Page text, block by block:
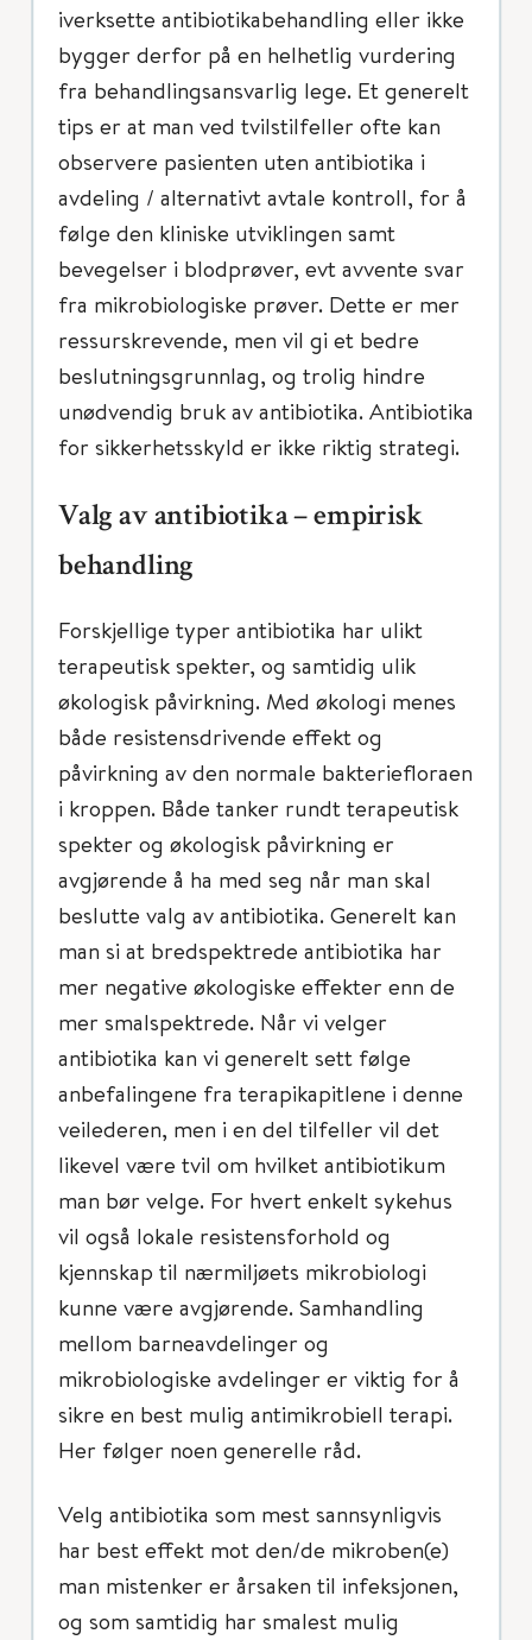
iverksette antibiotikabehandling eller ikke
bygger derfor på en helhetlig vurdering
fra behandlingsansvarlig lege. Et generelt
tips er at man ved tvilstilfeller ofte kan
observere pasienten uten antibiotika i
avdeling / alternativt avtale kontroll, for å
følge den kliniske utviklingen samt
bevegelser i blodprøver, evt avvente svar
fra mikrobiologiske prøver. Dette er mer
ressurskrevende, men vil gi et bedre
beslutningsgrunnlag, og trolig hindre
unødvendig bruk av antibiotika. Antibiotika
for sikkerhetsskyld er ikke riktig strategi.
Valg av antibiotika – empirisk
behandling
Forskjellige typer antibiotika har ulikt
terapeutisk spekter, og samtidig ulik
økologisk påvirkning. Med økologi menes
både resistensdrivende effekt og
påvirkning av den normale bakteriefloraen
i kroppen. Både tanker rundt terapeutisk
spekter og økologisk påvirkning er
avgjørende å ha med seg når man skal
beslutte valg av antibiotika. Generelt kan
man si at bredspektrede antibiotika har
mer negative økologiske effekter enn de
mer smalspektrede. Når vi velger
antibiotika kan vi generelt sett følge
anbefalingene fra terapikapitlene i denne
veilederen, men i en del tilfeller vil det
likevel være tvil om hvilket antibiotikum
man bør velge. For hvert enkelt sykehus
vil også lokale resistensforhold og
kjennskap til nærmiljøets mikrobiologi
kunne være avgjørende. Samhandling
mellom barneavdelinger og
mikrobiologiske avdelinger er viktig for å
sikre en best mulig antimikrobiell terapi.
Her følger noen generelle råd.
Velg antibiotika som mest sannsynligvis
har best effekt mot den/de mikroben(e)
man mistenker er årsaken til infeksjonen,
og som samtidig har smalest mulig